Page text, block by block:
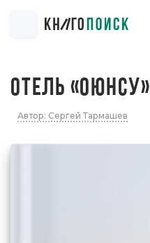
ОТЕЛЬ «ОЮНСУ»
Автор: Сергей Тармашев